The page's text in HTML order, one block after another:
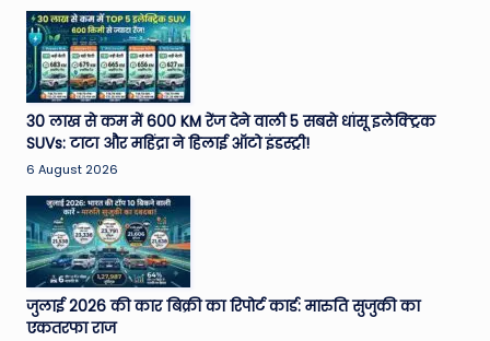
30 लाख से कम में 600 KM रेंज देने वाली 5 सबसे धांसू इलेक्ट्रिक
SUVs: टाटा और महिंद्रा ने हिलाई ऑटो इंडस्ट्री!
6 August 2026
जुलाई 2026 की कार बिक्री का रिपोर्ट कार्ड: मारुति सुजुकी का
एकतरफा राज